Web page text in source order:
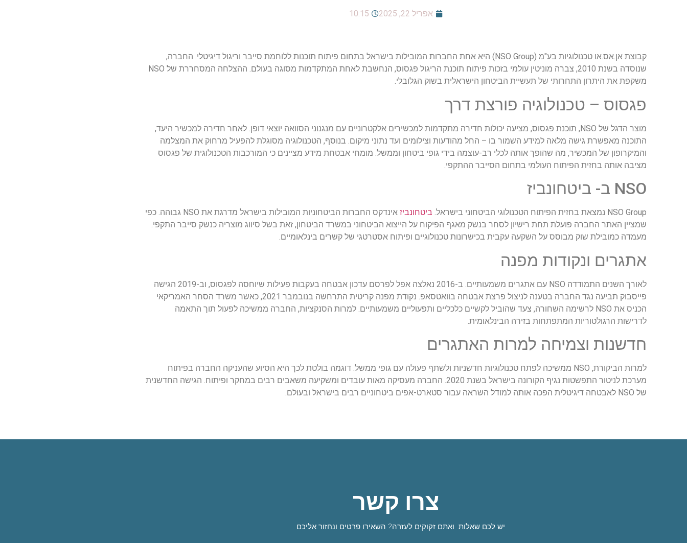
אפריל 22, 2025 10:15
קבוצת אן.אס.או טכנולוגיות בע"מ (NSO Group) היא אחת החברות המובילות בישראל בתחום פיתוח תוכנות ללוחמת סייבר וריגול דיגיטלי. החברה,
שנוסדה בשנת 2010, צברה מוניטין עולמי בזכות פיתוח תוכנת הריגול פגסוס, הנחשבת לאחת המתקדמות מסוגה בעולם. ההצלחה המסחררת של NSO
משקפת את היתרון התחרותי של תעשיית הביטחון הישראלית בשוק הגלובלי.
פגסוס – טכנולוגיה פורצת דרך
מוצר הדגל של NSO, תוכנת פגסוס, מציעה יכולות חדירה מתקדמות למכשירים אלקטרוניים עם מנגנוני הסוואה יוצאי דופן. לאחר חדירה למכשיר היעד,
התוכנה מאפשרת גישה מלאה למידע השמור בו – החל מהודעות וצילומים ועד נתוני מיקום. בנוסף, הטכנולוגיה מסוגלת להפעיל מרחוק את המצלמה
והמיקרופון של המכשיר, מה שהופך אותה לכלי רב-עוצמה בידי גופי ביטחון וממשל. מומחי אבטחת מידע מציינים כי המורכבות הטכנולוגית של פגסוס
מציבה אותה בחזית הפיתוח העולמי בתחום הסייבר ההתקפי.
NSO ב- ביטחונביז
NSO Group נמצאת בחזית הפיתוח הטכנולוגי הביטחוני בישראל. ביטחונביז
אינדקס החברות הביטחוניות המובילות בישראל מדרגת את NSO גבוהה. כפי
שמציין האתר החברה פועלת תחת רישיון לסחר בנשק מאגף הפיקוח על הייצוא הביטחוני במשרד הביטחון, זאת בשל סיווג מוצריה כנשק סייבר התקפי.
מעמדה כמובילת שוק מבוסס על השקעה עקבית בכישרונות טכנולוגיים ופיתוח אסטרטגי של קשרים בינלאומיים.
אתגרים ונקודות מפנה
לאורך השנים התמודדה NSO עם אתגרים משמעותיים. ב-2016 נאלצה אפל לפרסם עדכון אבטחה בעקבות פעילות שיוחסה לפגסוס, וב-2019 הגישה
פייסבוק תביעה נגד החברה בטענה לניצול פרצת אבטחה בוואטסאפ. נקודת מפנה קריטית התרחשה בנובמבר 2021, כאשר משרד הסחר האמריקאי
הכניס את NSO לרשימה השחורה, צעד שהוביל לקשיים כלכליים ותפעוליים משמעותיים. למרות הסנקציות, החברה ממשיכה לפעול תוך התאמה
לדרישות הרגולטוריות המתפתחות בזירה הבינלאומית.
חדשנות וצמיחה למרות האתגרים
למרות הביקורת, NSO ממשיכה לפתח טכנולוגיות חדשניות ולשתף פעולה עם גופי ממשל. דוגמה בולטת לכך היא הסיוע שהעניקה החברה בפיתוח
מערכת לניטור התפשטות נגיף הקורונה בישראל בשנת 2020. החברה מעסיקה מאות עובדים ומשקיעה משאבים רבים במחקר ופיתוח. הגישה החדשנית
של NSO לאבטחה דיגיטלית הפכה אותה למודל השראה עבור סטארט-אפים ביטחוניים רבים בישראל ובעולם.
צרו קשר
יש לכם שאלות ואתם זקוקים לעזרה? השאירו פרטים ונחזור אליכם